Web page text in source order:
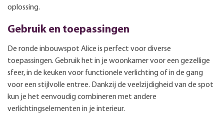
oplossing.
Gebruik en toepassingen
De ronde inbouwspot Alice is perfect voor diverse
toepassingen. Gebruik het in je woonkamer voor een gezellige
sfeer, in de keuken voor functionele verlichting of in de gang
voor een stijlvolle entree. Dankzij de veelzijdigheid van de spot
kun je het eenvoudig combineren met andere
verlichtingselementen in je interieur.